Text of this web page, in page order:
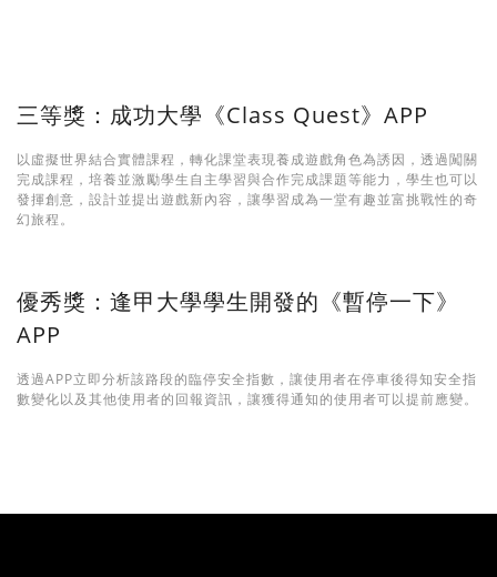
三等獎：成功大學《Class Quest》APP
以虛擬世界結合實體課程，轉化課堂表現養成遊戲角色為誘因，透過闖關
完成課程，培養並激勵學生自主學習與合作完成課題等能力，學生也可以
發揮創意，設計並提出遊戲新內容，讓學習成為一堂有趣並富挑戰性的奇
幻旅程。
優秀獎：逢甲大學學生開發的《暫停一下》
APP
透過APP立即分析該路段的臨停安全指數，讓使用者在停車後得知安全指
數變化以及其他使用者的回報資訊，讓獲得通知的使用者可以提前應變。